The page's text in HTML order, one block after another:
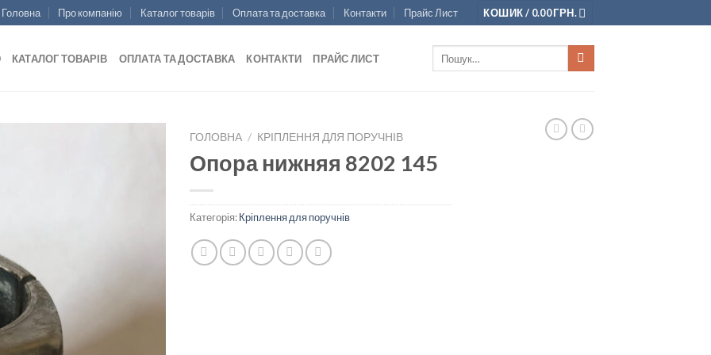
Головна Про компанію Каталог товарів Оплата та доставка Контакти Прайс Лист КОШИК / 0.00ГРН.
КАТАЛОГ ТОВАРІВ ОПЛАТА ТА ДОСТАВКА КОНТАКТИ ПРАЙС ЛИСТ
ГОЛОВНА / КРІПЛЕННЯ ДЛЯ ПОРУЧНІВ
Опора нижняя 8202 145
Категорія:Кріплення для поручнів